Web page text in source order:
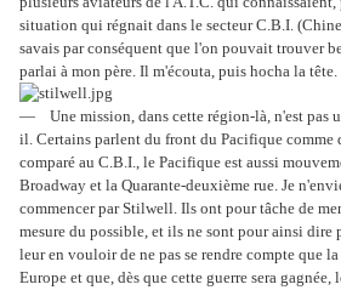
situation qui régnait dans le secteur C.B.I.
savais par conséquent que l'on pouvait trouver
parlai à mon père. Il m'écouta, puis hocha la tête.
— Une mission, dans cette région-là, n'est pas
il. Certains parlent du front du Pacifique comme
comparé au C.B.I., le Pacifique est aussi
Broadway et la Quarante-deuxième rue. Je
commencer par Stilwell. Ils ont pour tâche de
mesure du possible, et ils ne sont pour ainsi dire
leur en vouloir de ne pas se rendre compte que
Europe et que, dès que cette guerre sera gagnée,